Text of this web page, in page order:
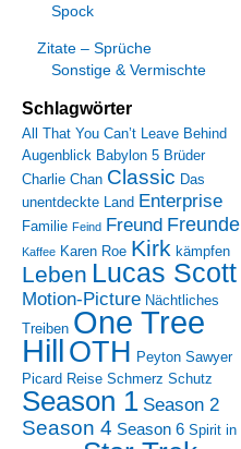
Spock
Zitate – Sprüche
Sonstige & Vermischte
Schlagwörter
All That You Can’t Leave Behind
Augenblick Babylon 5 Brüder
Charlie Chan Classic Das
unentdeckte Land Enterprise
Familie Feind Freund Freunde
Kaffee Karen Roe Kirk kämpfen
Leben Lucas Scott
Motion-Picture Nächtliches
Treiben One Tree
Hill OTH Peyton Sawyer
Picard Reise Schmerz Schutz
Season 1 Season 2
Season 4 Season 6 Spirit in